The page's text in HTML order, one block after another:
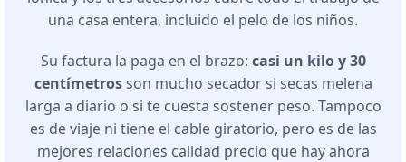
una casa entera, incluido el pelo de los niños.
Su factura la paga en el brazo: casi un kilo y 30
centímetrosson mucho secador si secas melena
larga a diario o si te cuesta sostener peso. Tampoco
es de viaje ni tiene el cable giratorio, pero es de las
mejores relaciones calidad precio que hay ahora